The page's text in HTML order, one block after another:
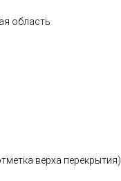
область
верха перекрытия)